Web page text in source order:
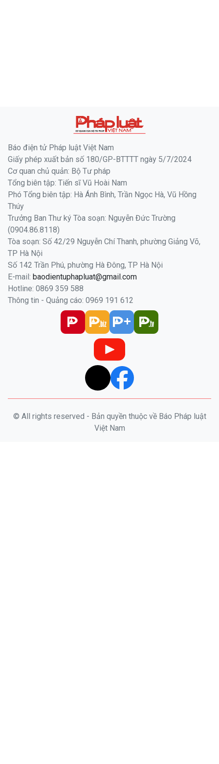
Báo điện tử Pháp luật Việt Nam
Giấy phép xuất bản số 180/GP-BTTTT ngày 5/7/2024
Cơ quan chủ quản: Bộ Tư pháp
Tổng biên tập: Tiến sĩ Vũ Hoài Nam
Phó Tổng biên tập: Hà Ánh Bình, Trần Ngọc Hà, Vũ Hồng
Thúy
Trưởng Ban Thư ký Tòa soạn: Nguyễn Đức Trường
(0904.86.8118)
Tòa soạn: Số 42/29 Nguyễn Chí Thanh, phường Giảng Võ,
TP Hà Nội
Số 142 Trần Phú, phường Hà Đông, TP Hà Nội
E-mail: baodientuphapluat@gmail.com
Hotline: 0869 359 588
Thông tin - Quảng cáo: 0969 191 612
© All rights reserved - Bản quyền thuộc về Báo Pháp luật
Việt Nam